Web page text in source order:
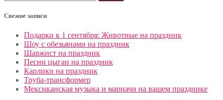
Свежие записи
Подарки к 1 сентября: Животные на праздник
Шоу с обезьянами на праздник
Шаржист на праздник
Песни цыган на праздник
Карлики на праздник
Труба-трансформер
Мексиканская музыка и мариачи на вашем празднике